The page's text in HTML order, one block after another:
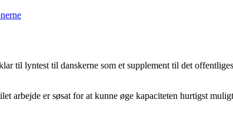
til lyntest til danskerne som et supplement til det
arbejde er søsat for at kunne øge kapaciteten hurtigst